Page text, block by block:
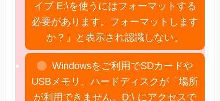
イブ E:\を使うにはフォーマットする
必要があります。フォーマットします
か？」と表示され認識しない。
Windowsをご利用でSDカードや
USBメモリ、ハードディスクが「場所
が利用できません。D:\ にアクセスで